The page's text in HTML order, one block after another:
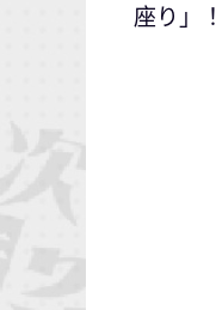
座り」！